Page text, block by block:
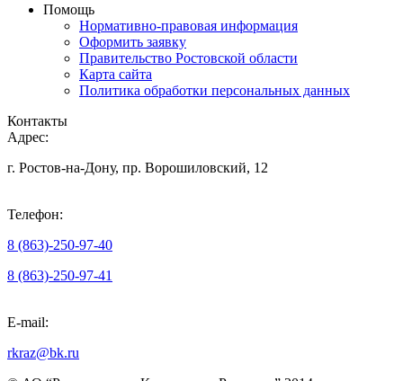
Помощь
Нормативно-правовая информация
Оформить заявку
Правительство Ростовской области
Карта сайта
Политика обработки персональных данных
Контакты
Адрес:
г. Ростов-на-Дону, пр. Ворошиловский, 12
Телефон:
8 (863)-250-97-40
8 (863)-250-97-41
E-mail:
rkraz@bk.ru